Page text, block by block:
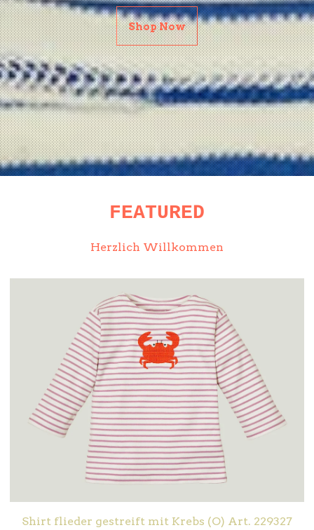
Shop Now
FEATURED
Herzlich Willkommen
Shirt flieder gestreift mit Krebs (O) Art. 229327